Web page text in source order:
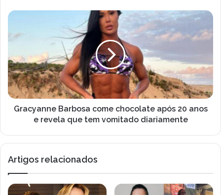
e
l
M
e
s
a
b
s
b
a
G
y
a
n
n
e
s
o
Gracyanne Barbosa come chocolate após 20 anos
e revela que tem vomitado diariamente
Artigos relacionados